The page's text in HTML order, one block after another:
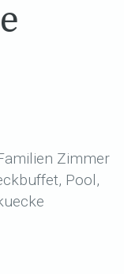
Zimmer
Pool,